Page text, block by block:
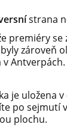
strana
premiéry
zároveň
v Antverpách.
je uložena
po sejmutí
plochu.